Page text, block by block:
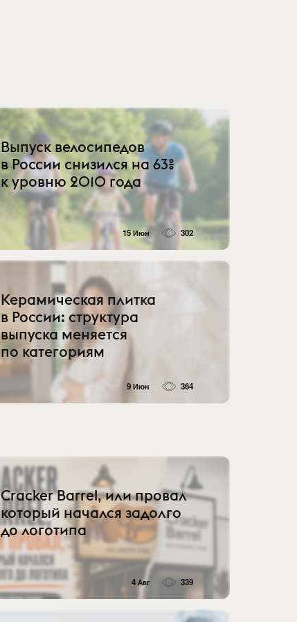
Выпуск велосипедов
в России снизился на 63%
к уровню 2010 года
15 Июн 302
Керамическая плитка
в России: структура
выпуска меняется
по категориям
9 Июн 364
Cracker Barrel, или провал
который начался задолго
до логотипа
4 Авг 339